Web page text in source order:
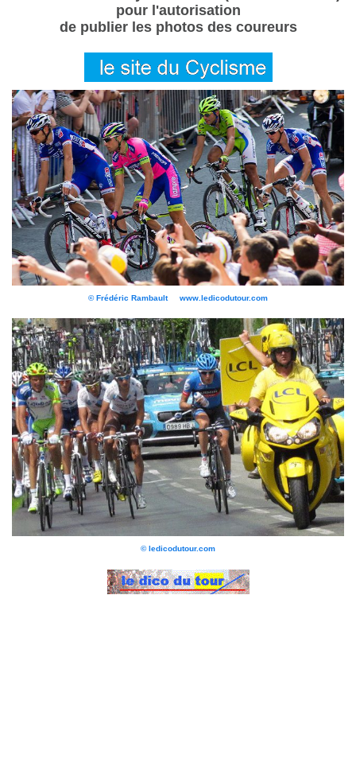
pour l'autorisation
de publier les photos des coureurs
© Frédéric Rambault www.ledicodutour.com
© ledicodutour.com